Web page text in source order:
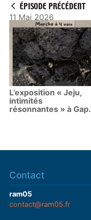
ÉPISODE PRÉCÉDENT
11 Mai 2026
L’exposition « Jeju,
intimités
résonnantes » à Gap.
Contact
ram05
contact@ram05.fr